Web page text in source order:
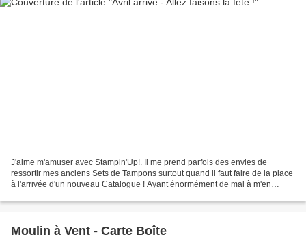
J'aime m'amuser avec Stampin'Up!. Il me prend parfois des envies de
ressortir mes anciens Sets de Tampons surtout quand il faut faire de la place
à l'arrivée d'un nouveau Catalogue ! Ayant énormément de mal à m'en
Moulin à Vent - Carte Boîte